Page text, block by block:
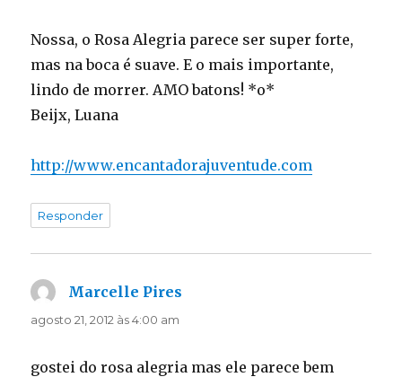
Nossa, o Rosa Alegria parece ser super forte,
mas na boca é suave. E o mais importante,
lindo de morrer. AMO batons! *o*
Beijx, Luana
http://www.encantadorajuventude.com
Responder
Marcelle Pires
agosto 21, 2012 às 4:00 am
gostei do rosa alegria mas ele parece bem